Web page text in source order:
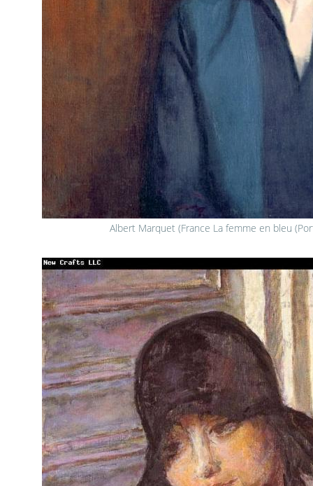
Albert Marquet (France La femme en bleu